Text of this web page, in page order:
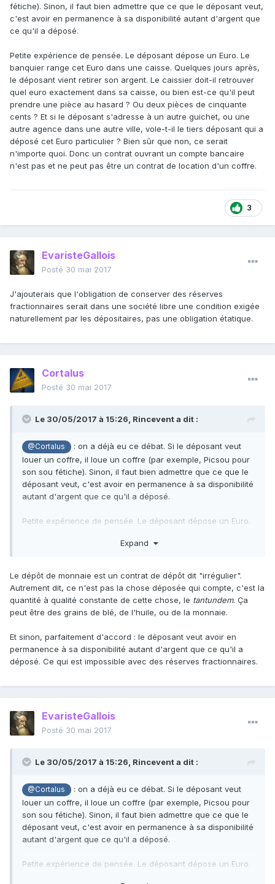
fétiche). Sinon, il faut bien admettre que ce que le déposant veut,
c'est avoir en permanence à sa disponibilité autant d'argent que
ce qu'il a déposé.
Petite expérience de pensée. Le déposant dépose un Euro. Le
banquier range cet Euro dans une caisse. Quelques jours après,
le déposant vient retirer son argent. Le caissier doit-il retrouver
quel euro exactement dans sa caisse, ou bien est-ce qu'il peut
prendre une pièce au hasard ? Ou deux pièces de cinquante
cents ? Et si le déposant s'adresse à un autre guichet, ou une
autre agence dans une autre ville, vole-t-il le tiers déposant qui a
déposé cet Euro particulier ? Bien sûr que non, ce serait
n'importe quoi. Donc un contrat ouvrant un compte bancaire
n'est pas et ne peut pas être un contrat de location d'un coffre.
3
EvaristeGallois
Posté 30 mai 2017
J'ajouterais que l'obligation de conserver des réserves
fractionnaires serait dans une société libre une condition exigée
naturellement par les dépositaires, pas une obligation étatique.
Cortalus
Posté 30 mai 2017
Le 30/05/2017 à 15:26, Rinceventa dit :
@Cortalus
: on a déjà eu ce débat. Si le déposant veut
louer un coffre, il loue un coffre (par exemple, Picsou pour
son sou fétiche). Sinon, il faut bien admettre que ce que le
déposant veut, c'est avoir en permanence à sa disponibilité
autant d'argent que ce qu'il a déposé.
Petite expérience de pensée. Le déposant dépose un Euro.
jours après, le déposant vient retirer son argent. Le caissier
deux pièces de cinquante cents ? Et si le déposant
s'adresse à un autre guichet, ou une autre agence dans
une autre ville, vole-t-il le tiers déposant qui a déposé cet
Euro particulier ? Bien sûr que non, ce serait n'importe quoi.
ne peut pas être un contrat de location d'un coffre.
Expand
Le dépôt de monnaie est un contrat de dépôt dit "irrégulier".
Autrement dit, ce n'est pas la chose déposée qui compte, c'est la
quantité à qualité constante de cette chose, le tantundem. Ça
peut être des grains de blé, de l'huile, ou de la monnaie.
Et sinon, parfaitement d'accord : le déposant veut avoir en
permanence à sa disponibilité autant d'argent que ce qu'il a
déposé. Ce qui est impossible avec des réserves fractionnaires.
EvaristeGallois
Posté 30 mai 2017
Le 30/05/2017 à 15:26, Rinceventa dit :
@Cortalus
: on a déjà eu ce débat. Si le déposant veut
louer un coffre, il loue un coffre (par exemple, Picsou pour
son sou fétiche). Sinon, il faut bien admettre que ce que le
déposant veut, c'est avoir en permanence à sa disponibilité
autant d'argent que ce qu'il a déposé.
Petite expérience de pensée. Le déposant dépose un Euro.